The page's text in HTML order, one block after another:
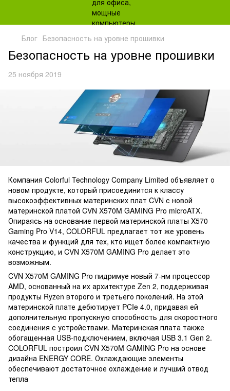
Блог Безопасность на уровне прошивки
Безопасность на уровне прошивки
25 ноября 2019
Компания Colorful Technology Company Limited объявляет о
новом продукте, который присоединится к классу
высокоэффективных материнских плат CVN с новой
материнской платой CVN X570M GAMING Pro microATX.
Опираясь на основание первой материнской платы X570
Gaming Pro V14, COLORFUL предлагает тот же уровень
качества и функций для тех, кто ищет более компактную
конструкцию, и CVN X570M GAMING Pro делает это
возможным.
CVN X570M GAMING Pro пидримуе новый 7-нм процессор
AMD, основанный на их архитектуре Zen 2, поддерживая
продукты Ryzen второго и третьего поколений. На этой
материнской плате дебютирует PCIe 4.0, придавая ей
дополнительную пропускную способность для скоростного
соединения с устройствами. Материнская плата также
обогащенная USB-подключением, включая USB 3.1 Gen 2.
COLORFUL построил CVN X570M GAMING Pro на основе
дизайна ENERGY CORE. Охлаждающие элементы
обеспечивают достаточное охлаждение и лучший отвод
тепла